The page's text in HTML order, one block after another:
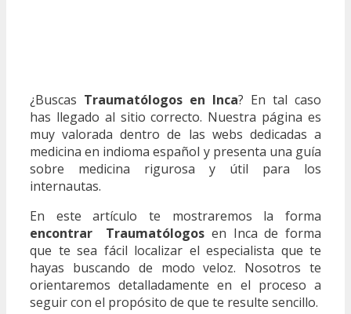
¿Buscas Traumatólogos en Inca? En tal caso
has llegado al sitio correcto. Nuestra página es
muy valorada dentro de las webs dedicadas a
medicina en indioma español y presenta una guía
sobre medicina rigurosa y útil para los
internautas.
En este artículo te mostraremos la forma
encontrar Traumatólogos en Inca de forma
que te sea fácil localizar el especialista que te
hayas buscando de modo veloz. Nosotros te
orientaremos detalladamente en el proceso a
seguir con el propósito de que te resulte sencillo.